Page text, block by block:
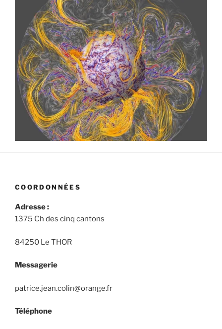
COORDONNÉES
Adresse :
1375 Ch des cinq cantons
84250 Le THOR
Messagerie
patrice.jean.colin@orange.fr
Téléphone